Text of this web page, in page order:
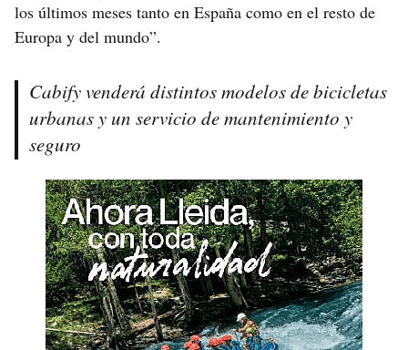
los últimos meses tanto en España como en el resto de
Europa y del mundo”.
Cabify venderá distintos modelos de bicicletas
urbanas y un servicio de mantenimiento y
seguro